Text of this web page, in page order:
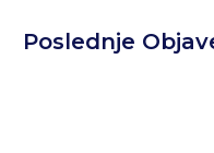
Poslednje